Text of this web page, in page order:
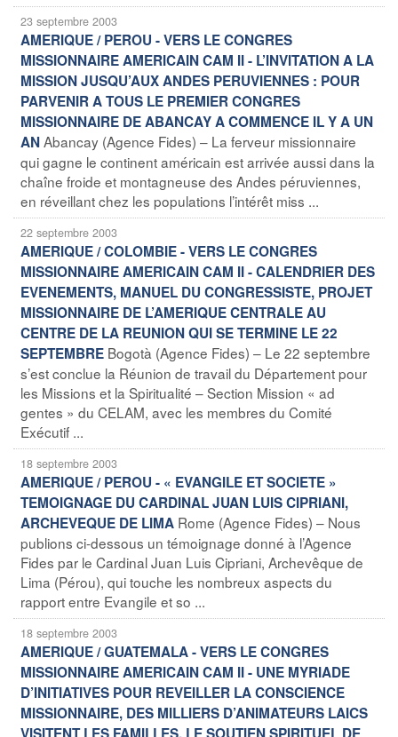
23 septembre 2003
AMERIQUE / PEROU - VERS LE CONGRES
MISSIONNAIRE AMERICAIN CAM II - L’INVITATION A LA
MISSION JUSQU’AUX ANDES PERUVIENNES : POUR
PARVENIR A TOUS LE PREMIER CONGRES
MISSIONNAIRE DE ABANCAY A COMMENCE IL Y A UN
ANAbancay (Agence Fides) – La ferveur missionnaire
qui gagne le continent américain est arrivée aussi dans la
chaîne froide et montagneuse des Andes péruviennes,
en réveillant chez les populations l’intérêt miss ...
22 septembre 2003
AMERIQUE / COLOMBIE - VERS LE CONGRES
MISSIONNAIRE AMERICAIN CAM II - CALENDRIER DES
EVENEMENTS, MANUEL DU CONGRESSISTE, PROJET
MISSIONNAIRE DE L’AMERIQUE CENTRALE AU
CENTRE DE LA REUNION QUI SE TERMINE LE 22
SEPTEMBRE Bogotà (Agence Fides) – Le 22 septembre
s’est conclue la Réunion de travail du Département pour
les Missions et la Spiritualité – Section Mission « ad
gentes » du CELAM, avec les membres du Comité
Exécutif ...
18 septembre 2003
AMERIQUE / PEROU - « EVANGILE ET SOCIETE »
TEMOIGNAGE DU CARDINAL JUAN LUIS CIPRIANI,
ARCHEVEQUE DE LIMA Rome (Agence Fides) – Nous
publions ci-dessous un témoignage donné à l’Agence
Fides par le Cardinal Juan Luis Cipriani, Archevêque de
Lima (Pérou), qui touche les nombreux aspects du
rapport entre Evangile et so ...
18 septembre 2003
AMERIQUE / GUATEMALA - VERS LE CONGRES
MISSIONNAIRE AMERICAIN CAM II - UNE MYRIADE
D’INITIATIVES POUR REVEILLER LA CONSCIENCE
MISSIONNAIRE, DES MILLIERS D’ANIMATEURS LAICS